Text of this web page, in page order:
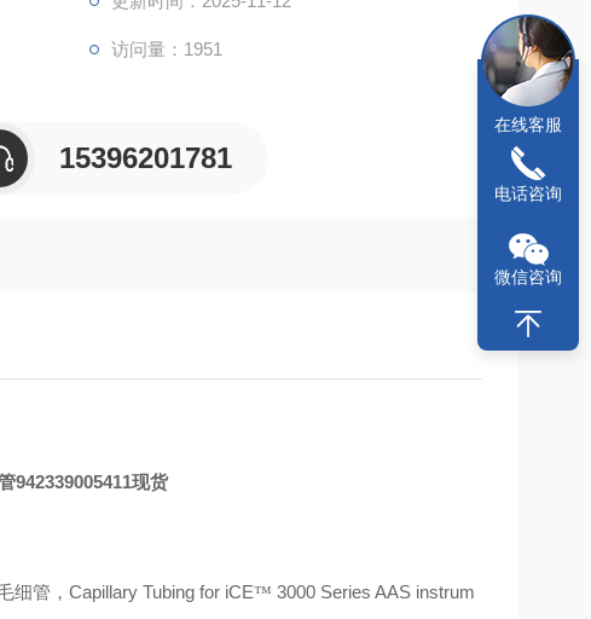
访问量：1951
15396201781
942339005411现货
细管 ， Capillary Tubing for iCE™ 3000 Series AAS instrum
在线客服
电话咨询
微信咨询